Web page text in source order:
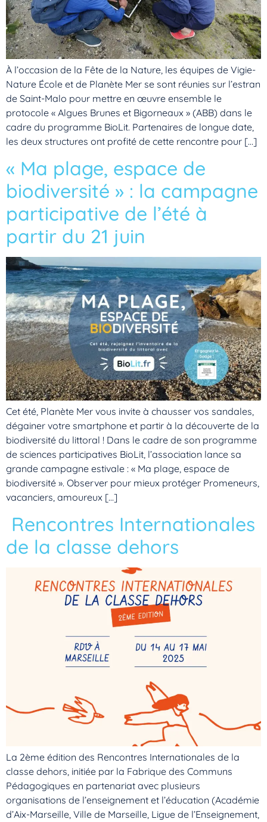
À l’occasion de la Fête de la Nature, les équipes de Vigie-
Nature École et de Planète Mer se sont réunies sur l’estran
de Saint-Malo pour mettre en œuvre ensemble le
protocole « Algues Brunes et Bigorneaux » (ABB) dans le
cadre du programme BioLit. Partenaires de longue date,
les deux structures ont profité de cette rencontre pour […]
« Ma plage, espace de
biodiversité » : la campagne
participative de l’été à
partir du 21 juin
Cet été, Planète Mer vous invite à chausser vos sandales,
dégainer votre smartphone et partir à la découverte de la
biodiversité du littoral ! Dans le cadre de son programme
de sciences participatives BioLit, l’association lance sa
grande campagne estivale : « Ma plage, espace de
biodiversité ». Observer pour mieux protéger Promeneurs,
vacanciers, amoureux […]
Rencontres Internationales
de la classe dehors
La 2ème édition des Rencontres Internationales de la
classe dehors, initiée par la Fabrique des Communs
Pédagogiques en partenariat avec plusieurs
organisations de l’enseignement et l’éducation (Académie
d’Aix-Marseille, Ville de Marseille, Ligue de l’Enseignement,